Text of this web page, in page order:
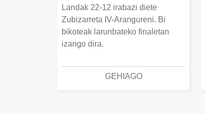
Landak 22-12 irabazi diete
Zubizarreta IV-Arangureni. Bi
bikoteak larunbateko finaletan
izango dira.
GEHIAGO